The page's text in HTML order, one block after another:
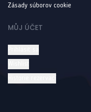
Zásady súborov cookie
MŮJ ÚČET